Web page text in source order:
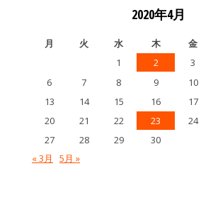
2020年4月
月 火 水 木 金
1
2 3
6
7 8 9 10
13
14 15 16 17
20
21 22 23 24
27
28 29
30
« 3月
5月 »